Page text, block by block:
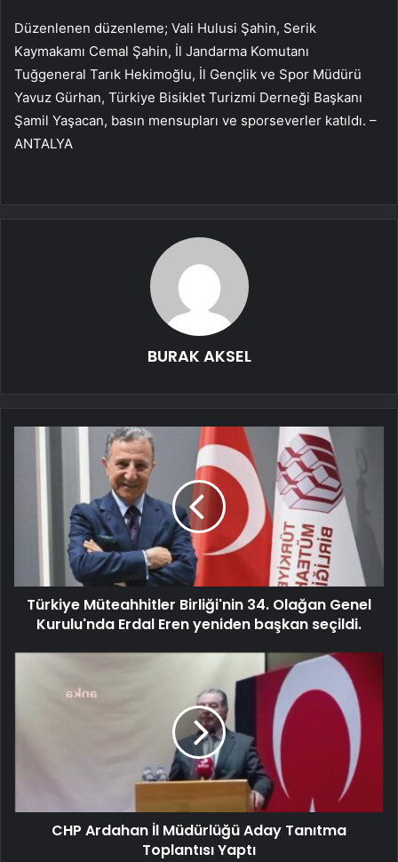
Düzenlenen düzenleme; Vali Hulusi Şahin, Serik
Kaymakamı Cemal Şahin, İl Jandarma Komutanı
Tuğgeneral Tarık Hekimoğlu, İl Gençlik ve Spor Müdürü
Yavuz Gürhan, Türkiye Bisiklet Turizmi Derneği Başkanı
Şamil Yaşacan, basın mensupları ve sporseverler katıldı. –
ANTALYA
BURAK AKSEL
Türkiye Müteahhitler Birliği'nin 34. Olağan Genel
Kurulu'nda Erdal Eren yeniden başkan seçildi.
CHP Ardahan İl Müdürlüğü Aday Tanıtma
Toplantısı Yaptı